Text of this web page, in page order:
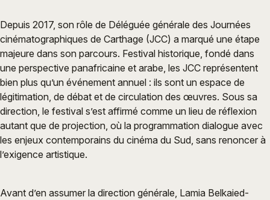
Depuis 2017, son rôle de Déléguée générale des Journées
cinématographiques de Carthage (JCC) a marqué une étape
majeure dans son parcours. Festival historique, fondé dans
une perspective panafricaine et arabe, les JCC représentent
bien plus qu’un événement annuel : ils sont un espace de
légitimation, de débat et de circulation des œuvres. Sous sa
direction, le festival s’est affirmé comme un lieu de réflexion
autant que de projection, où la programmation dialogue avec
les enjeux contemporains du cinéma du Sud, sans renoncer à
l’exigence artistique.
Avant d’en assumer la direction générale, Lamia Belkaied-